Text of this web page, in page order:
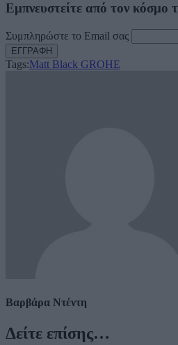
Εμπνευστείτε από τον
Συμπληρώστε το Email σας
Tags:Matt Black GROHE
Βαρβάρα Ντέντη
Δείτε επίσης…